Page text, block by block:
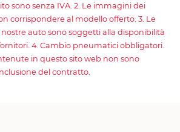
sono senza IVA. 2. Le immagini dei
corrispondere al modello offerto. 3. Le
auto sono soggetti alla disponibilità
4. Cambio pneumatici obbligatori.
in questo sito web non sono
del contratto.